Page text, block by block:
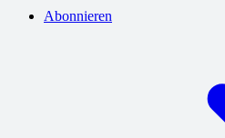
Abonnieren